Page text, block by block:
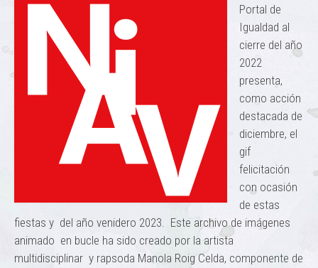
Portal de
Igualdad al
cierre del año
2022
presenta,
como acción
destacada de
diciembre, el
gif
felicitación
con ocasión
de estas
fiestas y del año venidero 2023. Este archivo de imágenes
animado en bucle ha sido creado por la artista
multidisciplinar y rapsoda Manola Roig Celda, componente de